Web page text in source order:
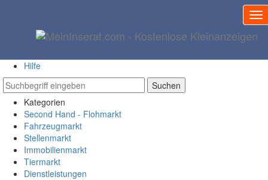
Meine Kleinanzeigen
Kleinanzeige aufgeben
Hilfe
Suchen
Kategorien
Second Hand - Flohmarkt
Fahrzeugmarkt
Stellenmarkt
Immobilienmarkt
Tiermarkt
Dienstleistungen